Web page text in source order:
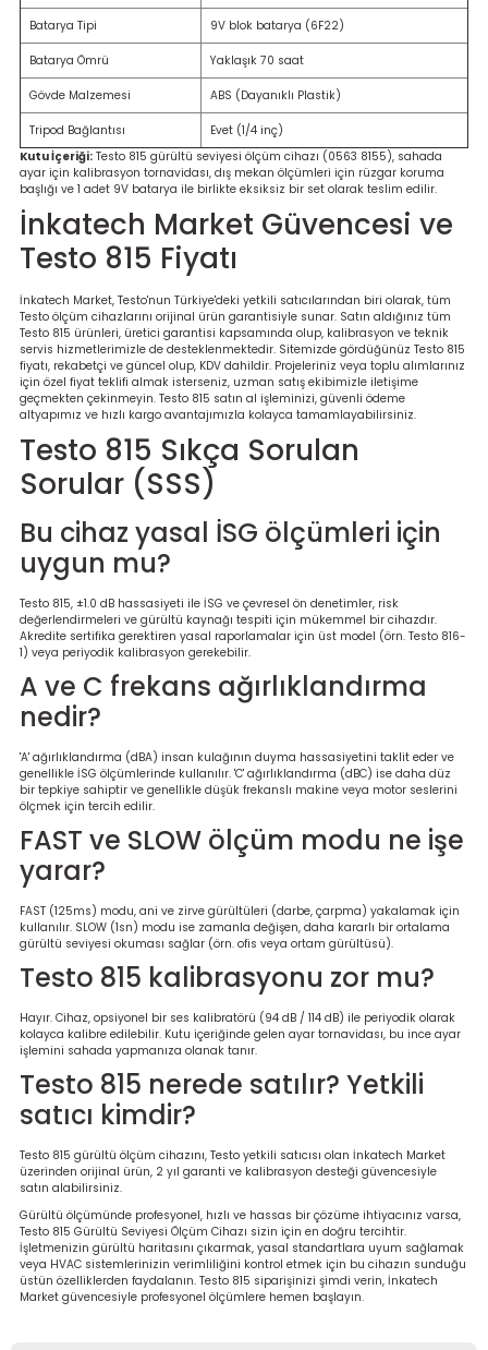
Batarya Tipi 9V blok batarya (6F22)
Batarya Ömrü Yaklaşık 70 saat
Gövde Malzemesi ABS (Dayanıklı Plastik)
Tripod Bağlantısı
Evet (1/4 inç)
Kutu İçeriği: Testo 815 gürültü seviyesi ölçüm cihazı (0563 8155), sahada
ayar için kalibrasyon tornavidası, dış mekan ölçümleri için rüzgar koruma
başlığı ve 1 adet 9V batarya ile birlikte eksiksiz bir set olarak teslim edilir.
İnkatech Market Güvencesi ve
Testo 815 Fiyatı
İnkatech Market, Testo'nun Türkiye'deki yetkili satıcılarından biri olarak, tüm
Testo ölçüm cihazlarını orijinal ürün garantisiyle sunar. Satın aldığınız tüm
Testo 815 ürünleri, üretici garantisi kapsamında olup, kalibrasyon ve teknik
servis hizmetlerimizle de desteklenmektedir. Sitemizde gördüğünüz Testo 815
fiyatı, rekabetçi ve güncel olup, KDV dahildir. Projeleriniz veya toplu alımlarınız
için özel fiyat teklifi almak isterseniz, uzman satış ekibimizle iletişime
geçmekten çekinmeyin. Testo 815 satın al işleminizi, güvenli ödeme
altyapımız ve hızlı kargo avantajımızla kolayca tamamlayabilirsiniz.
Testo 815 Sıkça Sorulan
Sorular (SSS)
Bu cihaz yasal İSG ölçümleri için
uygun mu?
Testo 815, ±1.0 dB hassasiyeti ile İSG ve çevresel ön denetimler, risk
değerlendirmeleri ve gürültü kaynağı tespiti için mükemmel bir cihazdır.
Akredite sertifika gerektiren yasal raporlamalar için üst model (örn. Testo 816-
1) veya periyodik kalibrasyon gerekebilir.
A ve C frekans ağırlıklandırma
nedir?
'A' ağırlıklandırma (dBA) insan kulağının duyma hassasiyetini taklit eder ve
genellikle İSG ölçümlerinde kullanılır. 'C' ağırlıklandırma (dBC) ise daha düz
bir tepkiye sahiptir ve genellikle düşük frekanslı makine veya motor seslerini
ölçmek için tercih edilir.
FAST ve SLOW ölçüm modu ne işe
yarar?
FAST (125ms) modu, ani ve zirve gürültüleri (darbe, çarpma) yakalamak için
kullanılır. SLOW (1sn) modu ise zamanla değişen, daha kararlı bir ortalama
gürültü seviyesi okuması sağlar (örn. ofis veya ortam gürültüsü).
Testo 815 kalibrasyonu zor mu?
Hayır. Cihaz, opsiyonel bir ses kalibratörü (94 dB / 114 dB) ile periyodik olarak
kolayca kalibre edilebilir. Kutu içeriğinde gelen ayar tornavidası, bu ince ayar
işlemini sahada yapmanıza olanak tanır.
Testo 815 nerede satılır? Yetkili
satıcı kimdir?
Testo 815 gürültü ölçüm cihazını, Testo yetkili satıcısı olan İnkatech Market
üzerinden orijinal ürün, 2 yıl garanti ve kalibrasyon desteği güvencesiyle
satın alabilirsiniz.
Gürültü ölçümünde profesyonel, hızlı ve hassas bir çözüme ihtiyacınız varsa,
Testo 815 Gürültü Seviyesi Ölçüm Cihazı sizin için en doğru tercihtir.
İşletmenizin gürültü haritasını çıkarmak, yasal standartlara uyum sağlamak
veya HVAC sistemlerinizin verimliliğini kontrol etmek için bu cihazın sunduğu
üstün özelliklerden faydalanın. Testo 815 siparişinizi şimdi verin, İnkatech
Market güvencesiyle profesyonel ölçümlere hemen başlayın.